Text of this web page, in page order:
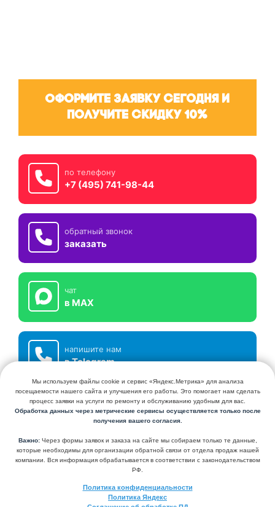
Оформите заявку сегодня и
получите скидку 10%
по телефону
+7 (495) 741-98-44
обратный звонок
заказать
чат
в MAX
напишите нам
в Telegram
СЕРВИСНЫЙ ЦЕНТР КЛИМАТХОЛ
УСТАНОВКА И ОБСЛУЖИВАНИЕ КОНДИЦИОНЕРОВ И СИСТЕМ